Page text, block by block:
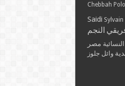
Chebbah
Saidi
النجم
مصر
وائل جلوز